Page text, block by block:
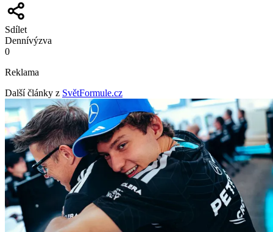
Sdílet
Dennívýzva
0
Reklama
Další články z SvětFormule.cz